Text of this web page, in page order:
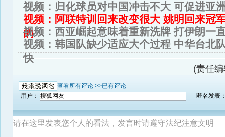
视频：归化球员对中国冲击不大 可促进亚
视频：阿联特训回来改变很大 姚明回来冠
的
视频：西亚崛起意味着重新洗牌 打伊朗一
视频：韩国队缺少适应大个过程 中华台北
快
(责任
查看所有评论 >>已有评论
用户：
匿名发表